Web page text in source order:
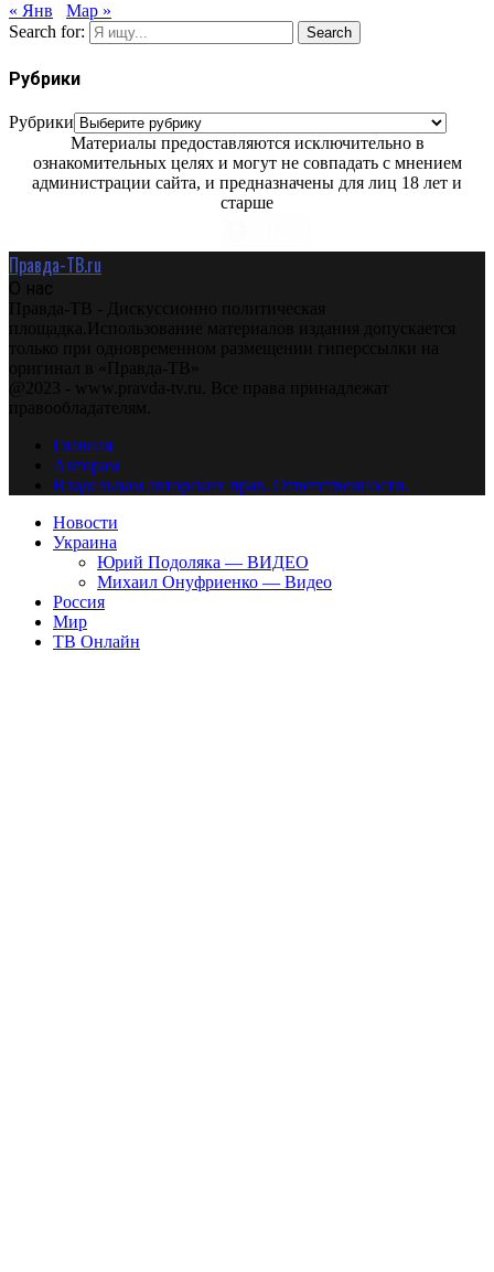
« Янв
Мар »
Search for:
Search
Рубрики
Рубрики
Материалы предоставляются исключительно в
ознакомительных целях и могут не совпадать с мнением
администрации сайта, и предназначены для лиц 18 лет и
старше
Правда-ТВ.ru
О нас
Правда-ТВ - Дискуссионно политическая
площадка.Использование материалов издания допускается
только при одновременном размещении гиперссылки на
оригинал в «Правда-ТВ»
@2023 - www.pravda-tv.ru. Все права принадлежат
правообладателям.
Главная
Авторам
Владельцам авторских прав. Ответственности.
Новости
Украина
Юрий Подоляка — ВИДЕО
Михаил Онуфриенко — Видео
Россия
Мир
ТВ Онлайн